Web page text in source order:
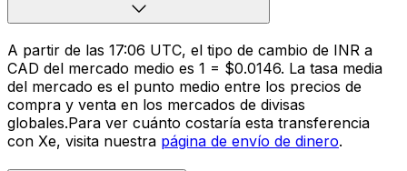
A partir de las 17:06 UTC, el tipo de cambio de INR a
CAD del mercado medio es ₹1 = $0.0146. La tasa media
del mercado es el punto medio entre los precios de
compra y venta en los mercados de divisas
globales.Para ver cuánto costaría esta transferencia
con Xe, visita nuestra página de envío de dinero.